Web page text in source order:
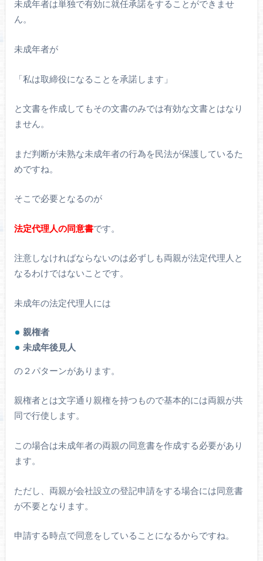
未成年者は単独で有効に就任承諾をすることができませ
ん。
未成年者が
「私は取締役になることを承諾します」
と文書を作成してもその文書のみでは有効な文書とはなり
ません。
まだ判断が未熟な未成年者の行為を民法が保護しているた
めですね。
そこで必要となるのが
法定代理人の同意書です。
注意しなければならないのは必ずしも両親が法定代理人と
なるわけではないことです。
未成年の法定代理人には
親権者
未成年後見人
の２パターンがあります。
親権者とは文字通り親権を持つもので基本的には両親が共
同で行使します。
この場合は未成年者の両親の同意書を作成する必要があり
ます。
ただし、両親が会社設立の登記申請をする場合には同意書
が不要となります。
申請する時点で同意をしていることになるからですね。